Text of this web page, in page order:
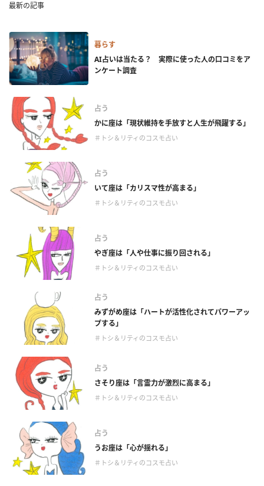
最新の記事
暮らす
AI占いは当たる？ 実際に使った人の口コミをア
ンケート調査
占う
かに座は「現状維持を手放すと人生が飛躍する」
＃トシ＆リティのコスモ占い
占う
いて座は「カリスマ性が高まる」
＃トシ＆リティのコスモ占い
占う
やぎ座は「人や仕事に振り回される」
＃トシ＆リティのコスモ占い
占う
みずがめ座は「ハートが活性化されてパワーアッ
プする」
＃トシ＆リティのコスモ占い
占う
さそり座は「言霊力が激烈に高まる」
＃トシ＆リティのコスモ占い
占う
うお座は「心が揺れる」
＃トシ＆リティのコスモ占い